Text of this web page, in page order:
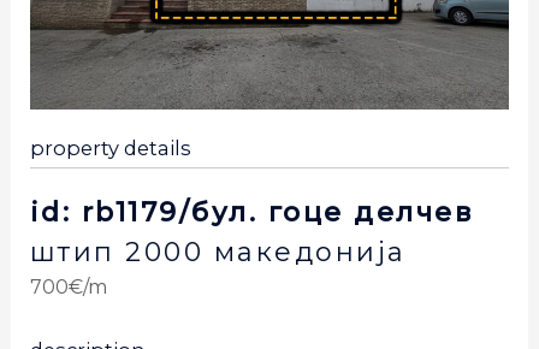
property details
id: rb1179/бул. гоце делчев
штип 2000 македонија
700€/m